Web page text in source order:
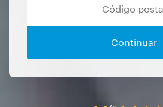
Continuar